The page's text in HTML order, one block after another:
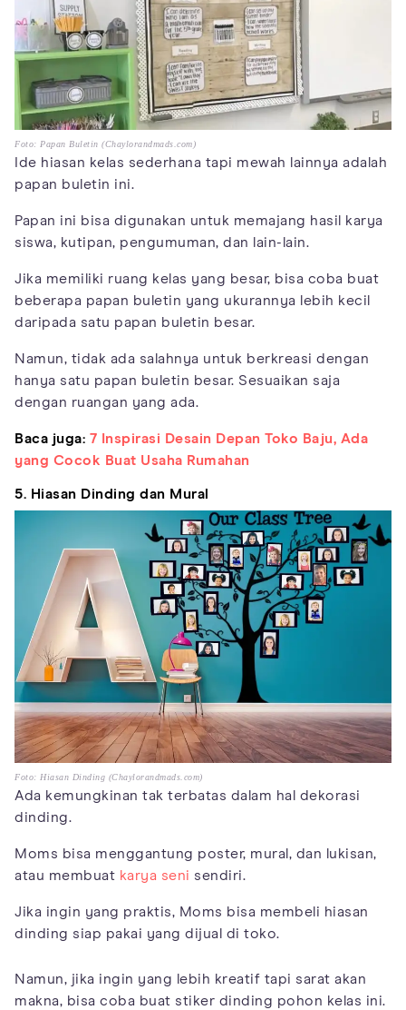
Foto: Papan Buletin (Chaylorandmads.com)
Ide hiasan kelas sederhana tapi mewah lainnya adalah
papan buletin ini.
Papan ini bisa digunakan untuk memajang hasil karya
siswa, kutipan, pengumuman, dan lain-lain.
Jika memiliki ruang kelas yang besar, bisa coba buat
beberapa papan buletin yang ukurannya lebih kecil
daripada satu papan buletin besar.
Namun, tidak ada salahnya untuk berkreasi dengan
hanya satu papan buletin besar. Sesuaikan saja
dengan ruangan yang ada.
Baca juga: 7 Inspirasi Desain Depan Toko Baju, Ada
yang Cocok Buat Usaha Rumahan
5. Hiasan Dinding dan Mural
Foto: Hiasan Dinding (Chaylorandmads.com)
Ada kemungkinan tak terbatas dalam hal dekorasi
dinding.
Moms bisa menggantung poster, mural, dan lukisan,
atau membuat karya seni sendiri.
Jika ingin yang praktis, Moms bisa membeli hiasan
dinding siap pakai yang dijual di toko.
Namun, jika ingin yang lebih kreatif tapi sarat akan
makna, bisa coba buat stiker dinding pohon kelas ini.